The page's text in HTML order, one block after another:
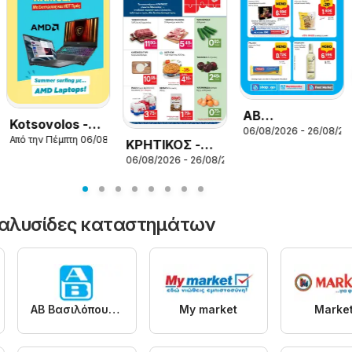
Kotsovolos -
Προσφορές
Από την Πέμπτη 06/08/2026ΚΡΗΤΙΚΟΣ -
Προσφορές
06/08/2026 - 26/08/2026
ΑΒ
Βασιλόπουλος
06/08/2026 - 26/08/
καταστημάτων
ΑΒ Βασιλόπουλος My market